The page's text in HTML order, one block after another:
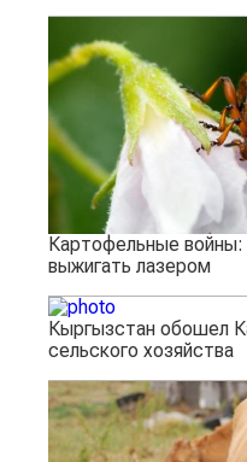
Картофельные войны:
выжигать лазером
Кыргызстан обошел
сельского хозяйства